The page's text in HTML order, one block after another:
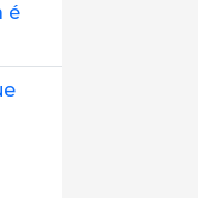
é